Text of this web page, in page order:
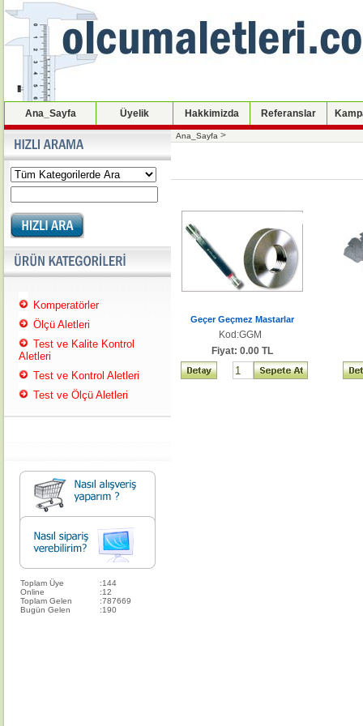
Ana_Sayfa Üyelik Hakkimizda Referanslar
Komperatörler
Ölçü Aletleri
Test ve Kalite Kontrol
Aletleri
Test ve Kontrol Aletleri
Test ve Ölçü Aletleri
Toplam Üye :144
Online
:12
Toplam Gelen
:787669
Bugün Gelen
:190
Ana_Sayfa >
Geçer Geçmez Mastarlar
Kod:GGM
Fiyat: 0.00 TL